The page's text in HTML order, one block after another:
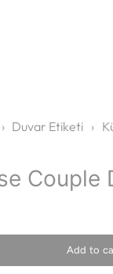
› Duvar Etiketi ›
Couple
Add to